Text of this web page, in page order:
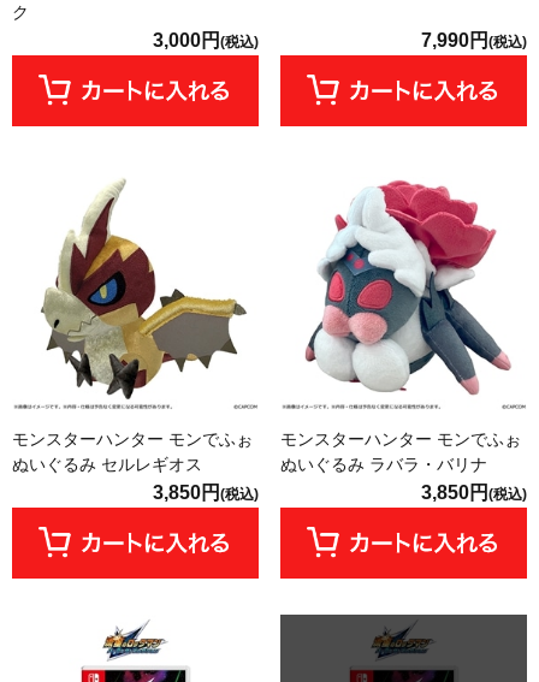
ク
3,000円 (税込) 7,990円 (税込)
モンスターハンター モンでふぉ
ぬいぐるみ セルレギオス
3,850円 (税込)
モンスターハンター モンでふぉ
ぬいぐるみ ラバラ・バリナ
3,850円 (税込)